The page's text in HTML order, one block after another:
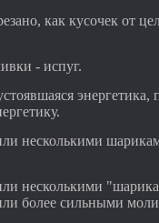
как кусочек от
- испуг.
энергетика,
несколькими
несколькими
более сильными